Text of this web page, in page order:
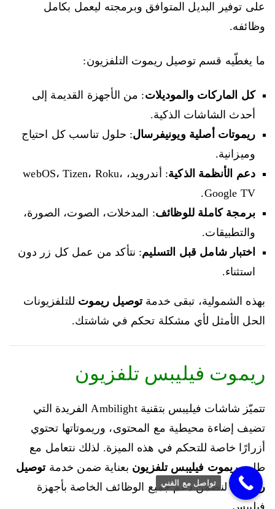
على توفير البديل المتوافق وبرمجته ليعمل بكامل
وظائفه.
ما يغطّيه قسم توصيل ريموت التلفزيون:
كل الماركات والموديلات: من الأجهزة القديمة إلى
أحدث الشاشات الذكية.
ريموتات أصلية ويونيفرسال: حلول تناسب كل احتياج
وميزانية.
دعم الأنظمة الذكية
: أندرويد، webOS، Tizen، Roku،
Google TV.
برمجة كاملة للوظائف: المدخلات، الصوت، الصورة،
والتطبيقات.
اختبار شامل قبل التسليم: نتأكد من عمل كل زر دون
استثناء.
بهذه الشمولية، تبقى خدمةتوصيل ريموت للتلفزيونات
الحل الأمثل لأي مشكلة تحكم في شاشتك.
ريموت فيليبس تلفزيون
تتميّز شاشات فيليبس بتقنية Ambilight الفريدة التي
تضيف إضاءة محيطية مع المحتوى، وريموتاتها تحتوي
أزرارًا خاصة للتحكم في هذه الميزة. لذلك نتعامل مع
طلبريموت فيليبس تلفزيون بعناية ضمن خدمةتوصيل
ريموت
، لنضمن دعم جميع الوظائف الخاصة بأجهزة
تواصل مع الفني